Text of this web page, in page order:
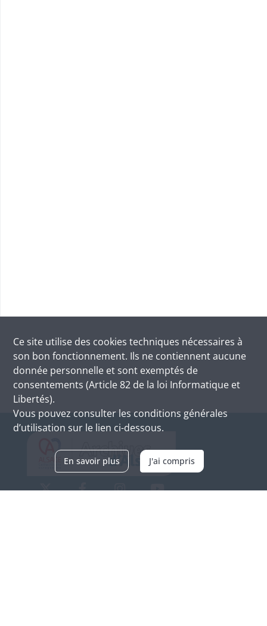
Ce site utilise des cookies techniques nécessaires à
son bon fonctionnement. Ils ne contiennent aucune
donnée personnelle et sont exemptés de
consentements (Article 82 de la loi Informatique et
Libertés).
Vous pouvez consulter les conditions générales
d’utilisation sur le lien ci-dessous.
En savoir plus J'ai compris